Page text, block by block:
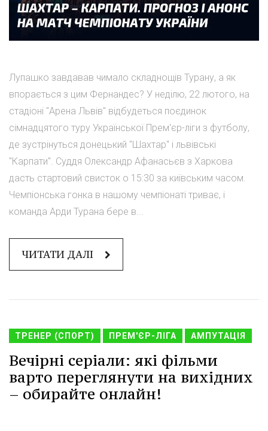
Лупашко завдавав чимало складнощів Турану, а як
впорається з цим Фернандес? У неділю, 22 лютого, на
стадіоні "Арена Львів" відбудеться поєдинок
сімнадцятого туру Української Прем'єр-ліги з футболу,
де зустрінуться донецький "Шахтар" і львівські
"Карпати". Суддя Олександр Афанасьєв з Харкова
дасть стартовий свисток о 15:30 за київським часом.
Чемпіонська гонка в нашому чемпіонаті триває, і
команда Арди Турана бере в...
ЧИТАТИ ДАЛІ
ТРЕНЕР (СПОРТ) ПРЕМ'ЄР-ЛІГА АМПУТАЦІЯ
Вечірні серіали: які фільми
варто переглянути на вихідних
– обирайте онлайн!